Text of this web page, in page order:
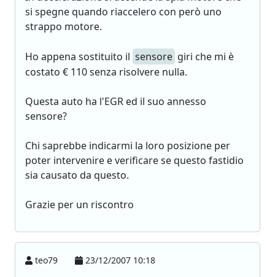
si spegne quando riaccelero con però uno
strappo motore.
Ho appena sostituito il sensore giri che mi è
costato € 110 senza risolvere nulla.
Questa auto ha l'EGR ed il suo annesso
sensore?
Chi saprebbe indicarmi la loro posizione per
poter intervenire e verificare se questo fastidio
sia causato da questo.
Grazie per un riscontro
teo79 23/12/2007 10:18